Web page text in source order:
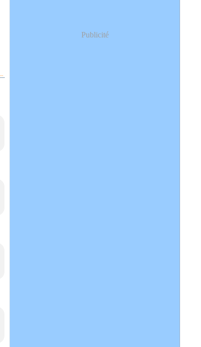
Publicité